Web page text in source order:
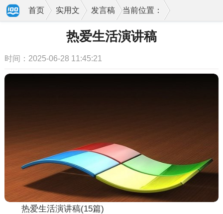
当前位置：
首页 实用文 发言稿
热爱生活演讲稿
时间：2025-06-28 11:45:21
热爱生活演讲稿(15篇)